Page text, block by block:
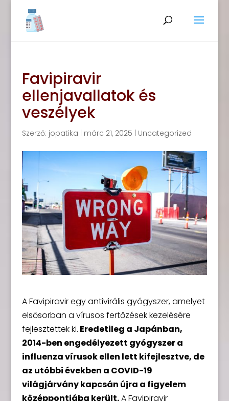
Favipiravir
ellenjavallatok és
veszélyek
Szerző: jopatika márc 21, 2025 Uncategorized
A Favipiravir egy antivirális gyógyszer, amelyet
elsősorban a vírusos fertőzések kezelésére
fejlesztettek ki. Eredetileg a Japánban,
2014-ben engedélyezett gyógyszer a
influenza vírusok ellen lett kifejlesztve, de
az utóbbi években a COVID-19
világjárvány kapcsán újra a figyelem
középpontjába került.A Favipiravir